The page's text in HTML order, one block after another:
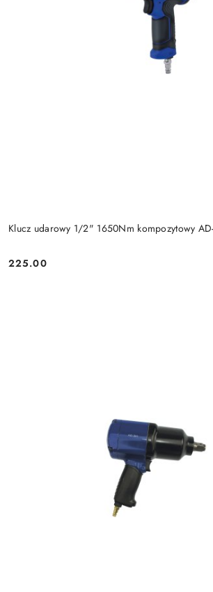
Klucz udarowy 1/2" 1650Nm kompozytowy
Cena:
225.00